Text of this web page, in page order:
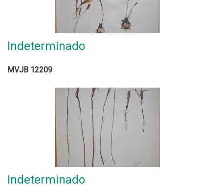
Indeterminado
MVJB 12209
Indeterminado